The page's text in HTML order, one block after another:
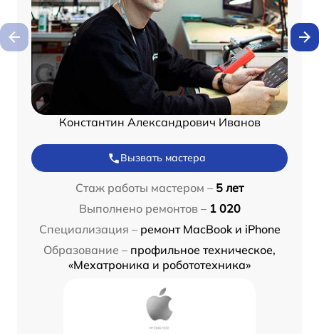
Константин Александрович Иванов
Вызвать мастера
Стаж работы мастером – 5 лет
Выполнено ремонтов – 1 020
Специализация – ремонт MacBook и iPhone
Образование – профильное техническое,
«Мехатроника и робототехника»